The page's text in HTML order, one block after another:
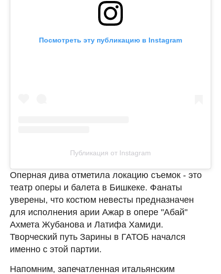
Посмотреть эту публикацию в Instagram
Публикация от Instagram
Оперная дива отметила локацию съемок - это
театр оперы и балета в Бишкеке. Фанаты
уверены, что костюм невесты предназначен
для исполнения арии Ажар в опере "Абай"
Ахмета Жубанова и Латифа Хамиди.
Творческий путь Зарины в ГАТОБ начался
именно с этой партии.
Напомним, запечатленная итальянским